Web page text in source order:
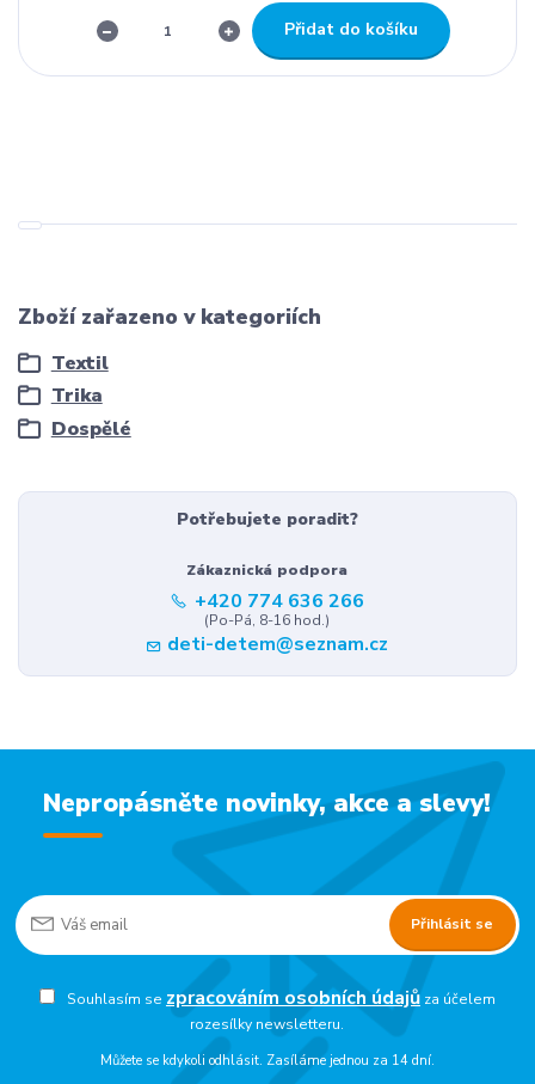
Přidat do košíku
Zboží zařazeno v kategoriích
Textil
Trika
Dospělé
Potřebujete poradit?
Zákaznická podpora
+420 774 636 266
(Po-Pá, 8-16 hod.)
deti-detem@seznam.cz
Nepropásněte novinky, akce a slevy!
Přihlásit se
Souhlasím se zpracováním osobních údajůza účelem
rozesílky newsletteru.
Můžete se kdykoli odhlásit. Zasíláme jednou za 14 dní.